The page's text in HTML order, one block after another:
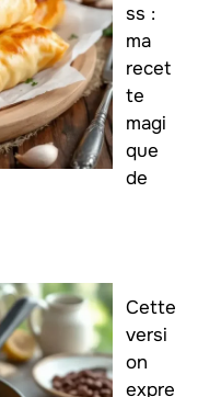
ss :
ma
recet
te
magi
que
de
Cette
versi
on
expre